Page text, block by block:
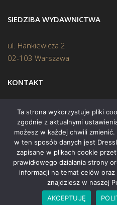
SIEDZIBA WYDAWNICTWA
ul. Hankiewicza 2
02-103 Warszawa
KONTAKT
Biuro:(22) 45 70 402
Mail:biuro@swiatksiazki.pl
Copyright © 2015 Świat Książki.
Ta strona wykorzystuje pliki
zgodnie z aktualnymi
możesz w każdej chwili
w ten sposób danych jest
zapisane w plikach cookie
prawidłowego działania strony
informacji na temat celów
znajdziesz w naszej
AKCEPTUJĘ